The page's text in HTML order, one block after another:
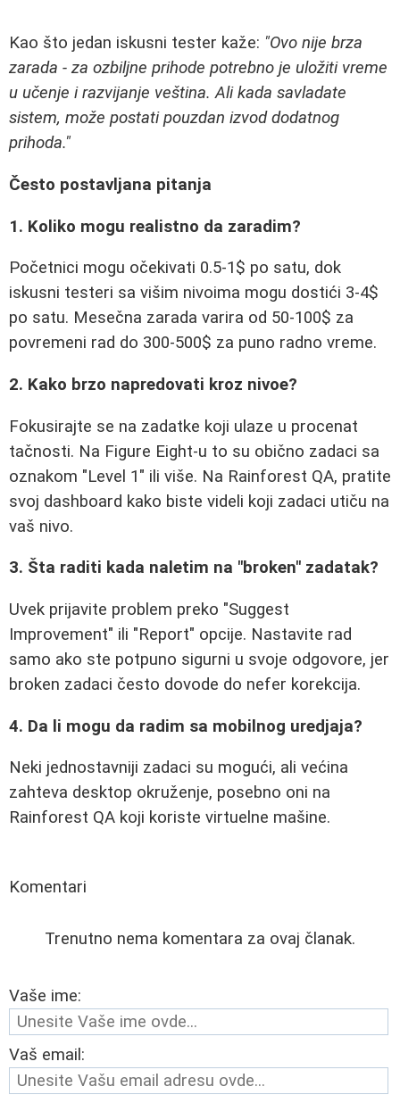
Kao što jedan iskusni tester kaže: "Ovo nije brza
zarada - za ozbiljne prihode potrebno je uložiti vreme
u učenje i razvijanje veština. Ali kada savladate
sistem, može postati pouzdan izvod dodatnog
prihoda."
Često postavljana pitanja
1. Koliko mogu realistno da zaradim?
Početnici mogu očekivati 0.5-1$ po satu, dok
iskusni testeri sa višim nivoima mogu dostići 3-4$
po satu. Mesečna zarada varira od 50-100$ za
povremeni rad do 300-500$ za puno radno vreme.
2. Kako brzo napredovati kroz nivoe?
Fokusirajte se na zadatke koji ulaze u procenat
tačnosti. Na Figure Eight-u to su obično zadaci sa
oznakom "Level 1" ili više. Na Rainforest QA, pratite
svoj dashboard kako biste videli koji zadaci utiču na
vaš nivo.
3. Šta raditi kada naletim na "broken" zadatak?
Uvek prijavite problem preko "Suggest
Improvement" ili "Report" opcije. Nastavite rad
samo ako ste potpuno sigurni u svoje odgovore, jer
broken zadaci često dovode do nefer korekcija.
4. Da li mogu da radim sa mobilnog uredjaja?
Neki jednostavniji zadaci su mogući, ali većina
zahteva desktop okruženje, posebno oni na
Rainforest QA koji koriste virtuelne mašine.
Komentari
Trenutno nema komentara za ovaj članak.
Vaše ime:
Vaš email: